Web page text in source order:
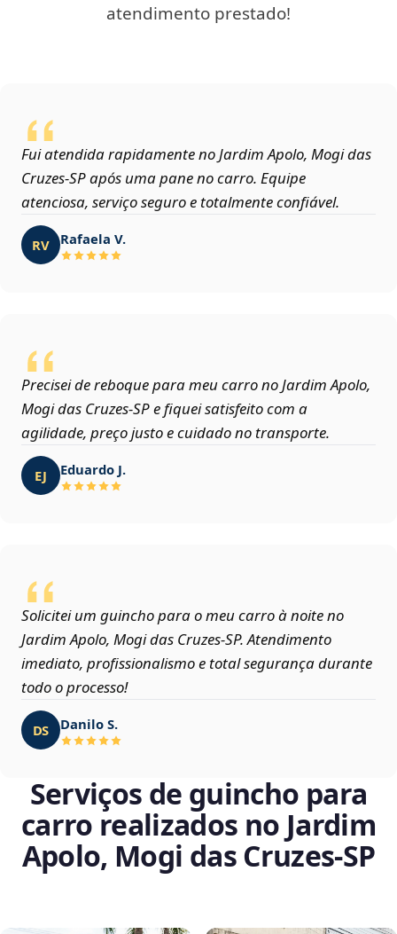
atendimento prestado!
Fui atendida rapidamente no Jardim Apolo, Mogi das
Cruzes‑SP após uma pane no carro. Equipe
atenciosa, serviço seguro e totalmente confiável.
RV Rafaela V.
Precisei de reboque para meu carro no Jardim Apolo,
Mogi das Cruzes‑SP e fiquei satisfeito com a
agilidade, preço justo e cuidado no transporte.
EJ Eduardo J.
Solicitei um guincho para o meu carro à noite no
Jardim Apolo, Mogi das Cruzes‑SP. Atendimento
imediato, profissionalismo e total segurança durante
todo o processo!
DS Danilo S.
Serviços de guincho para
carro realizados no Jardim
Apolo, Mogi das Cruzes‑SP